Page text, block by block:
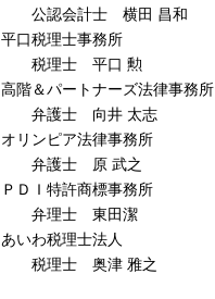
公認会計士 横田 昌和
平口税理士事務所
税理士 平口 勲
高階＆パートナーズ法律事務所
弁護士 向井 太志
オリンピア法律事務所
弁護士 原 武之
ＰＤＩ特許商標事務所
弁理士 東田潔
あいわ税理士法人
税理士 奥津 雅之